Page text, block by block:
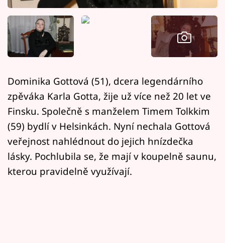
Filmový festival Karlovy Vary
Pořady
Mámy sobě
Přihlášení
Sledujte nás
Dominika Gottová (51), dcera legendárního
zpěváka Karla Gotta, žije už více než 20 let ve
Finsku. Společně s manželem Timem Tolkkim
(59) bydlí v Helsinkách. Nyní nechala Gottová
veřejnost nahlédnout do jejich hnízdečka
lásky. Pochlubila se, že mají v koupelně saunu,
kterou pravidelně využívají.